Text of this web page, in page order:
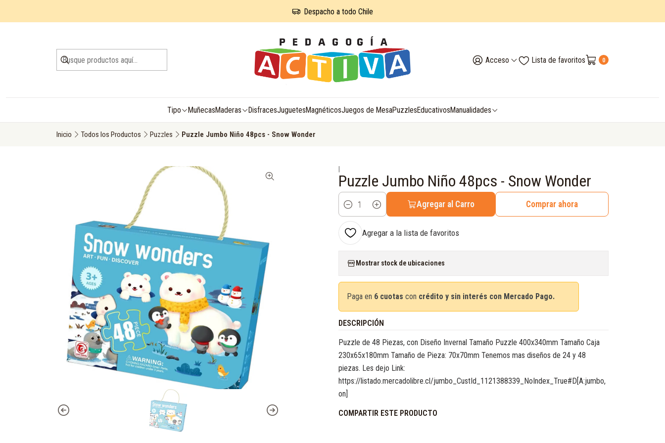
Acceso Lista de favoritos 0
Tipo MuñecasMaderas DisfracesJuguetesMagnéticosJuegos de MesaPuzzlesEducativosManualidades
Despacho a todo Chile
Inicio Todos los Productos Puzzles Puzzle Jumbo Niño 48pcs - Snow Wonder
Puzzle Jumbo Niño 48pcs - Snow Wonder
Cantidad
Agregar al Carro Comprar ahora
Agregar a la lista de favoritos
Mostrar stock de ubicaciones
Paga en 6 cuotas con crédito y sin interés con Mercado Pago.
DESCRIPCIÓN
Puzzle de 48 Piezas, con Diseño Invernal Tamaño Puzzle 400x340mm Tamaño Caja
230x65x180mm Tamaño de Pieza: 70x70mm Tenemos mas diseños de 24 y 48
piezas. Les dejo Link:
https://listado.mercadolibre.cl/jumbo_CustId_1121388339_NoIndex_True#D[A:jumbo,
on]
COMPARTIR ESTE PRODUCTO